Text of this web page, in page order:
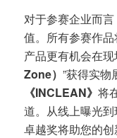
对于参赛企业而
值。所有参赛作
产品更有机会在现
Zone）”获得实
《INCLEAN》将
道。从线上曝光
卓越奖将助您的